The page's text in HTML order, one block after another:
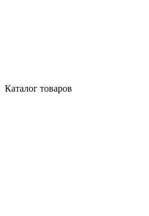
Каталог товаров